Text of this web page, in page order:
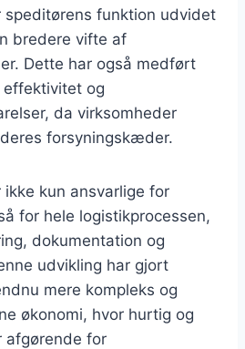
speditørens funktion udvidet
bredere vifte af
Dette har også medført
effektivitet og
da virksomheder
forsyningskæder.
kun ansvarlige for
for hele logistikprocessen,
dokumentation og
udvikling har gjort
mere kompleks og
økonomi, hvor hurtig og
afgørende for